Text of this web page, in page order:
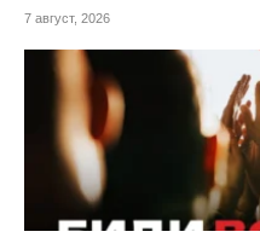
7 август, 2026